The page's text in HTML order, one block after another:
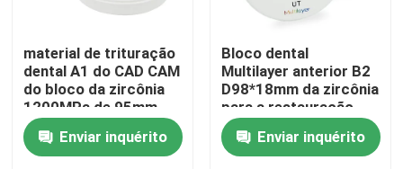
Para casa
Produtos
material de trituração
dental A1 do CAD CAM
do bloco da zircônia
1200MPa de 95mm -
cor D4
Enviar inquérito
Bloco dental
Multilayer anterior B2
D98*18mm da zircônia
para a restauração
estética
Enviar inquérito